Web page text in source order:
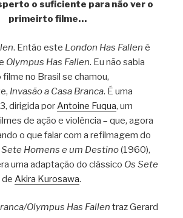
o suficiente para não ver o
primeirto filme…
. Então este London Has Fallen é
Olympus Has Fallen. Eu não sabia
no Brasil se chamou,
Invasão a Casa Branca. É uma
dirigida porAntoine Fuqua, um
de ação e violência – que, agora
o que falar com a refilmagem do
Sete Homens e um Destino(1960),
uma adaptação do clássico Os Sete
Akira Kurosawa.
Olympus Has Fallen traz Gerard